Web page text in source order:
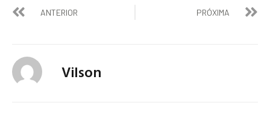
ANTERIOR PRÓXIMA
Vilson